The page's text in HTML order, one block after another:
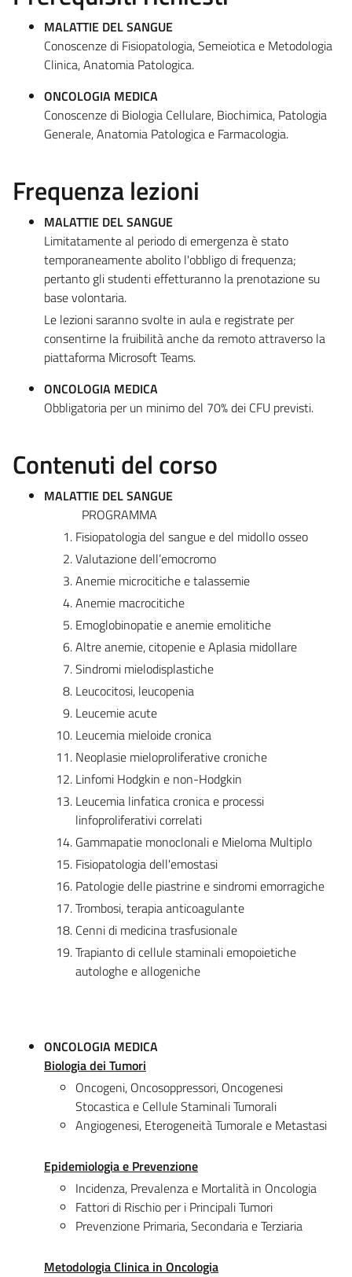
MALATTIE DEL SANGUE
Conoscenze di Fisiopatologia, Semeiotica e Metodologia
Clinica, Anatomia Patologica.
ONCOLOGIA MEDICA
Conoscenze di Biologia Cellulare, Biochimica, Patologia
Generale, Anatomia Patologica e Farmacologia.
Frequenza lezioni
MALATTIE DEL SANGUE
Limitatamente al periodo di emergenza è stato
temporaneamente abolito l'obbligo di frequenza;
pertanto gli studenti effetturanno la prenotazione su
base volontaria.
Le lezioni saranno svolte in aula e registrate per
consentirne la fruibilità anche da remoto attraverso la
piattaforma Microsoft Teams.
ONCOLOGIA MEDICA
Obbligatoria per un minimo del 70% dei CFU previsti.
Contenuti del corso
MALATTIE DEL SANGUE
PROGRAMMA
Fisiopatologia del sangue e del midollo osseo
Valutazione dell’emocromo
Anemie microcitiche e talassemie
Anemie macrocitiche
Emoglobinopatie e anemie emolitiche
Altre anemie, citopenie e Aplasia midollare
Sindromi mielodisplastiche
Leucocitosi, leucopenia
Leucemie acute
Leucemia mieloide cronica
Neoplasie mieloproliferative croniche
Linfomi Hodgkin e non-Hodgkin
Leucemia linfatica cronica e processi
linfoproliferativi correlati
Gammapatie monoclonali e Mieloma Multiplo
Fisiopatologia dell'emostasi
Patologie delle piastrine e sindromi emorragiche
Trombosi, terapia anticoagulante
Cenni di medicina trasfusionale
Trapianto di cellule staminali emopoietiche
autologhe e allogeniche
ONCOLOGIA MEDICA
Biologia dei Tumori
Oncogeni, Oncosoppressori, Oncogenesi
Stocastica e Cellule Staminali Tumorali
Angiogenesi, Eterogeneità Tumorale e Metastasi
Epidemiologia e Prevenzione
Incidenza, Prevalenza e Mortalità in Oncologia
Fattori di Rischio per i Principali Tumori
Prevenzione Primaria, Secondaria e Terziaria
Metodologia Clinica in Oncologia